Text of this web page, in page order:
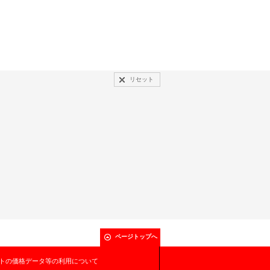
リセット
ページトップへ
の価格データ等の利用について